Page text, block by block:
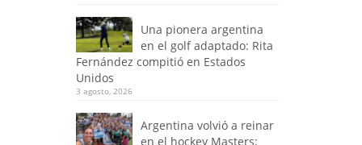
Una pionera argentina
en el golf adaptado: Rita
Fernández compitió en Estados
Unidos
3 agosto, 2026
Argentina volvió a reinar
en el hockey Masters: